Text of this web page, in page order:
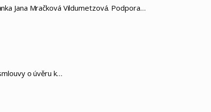
Jana Mračková Vildumetzová. Podpora…
o úvěru k…